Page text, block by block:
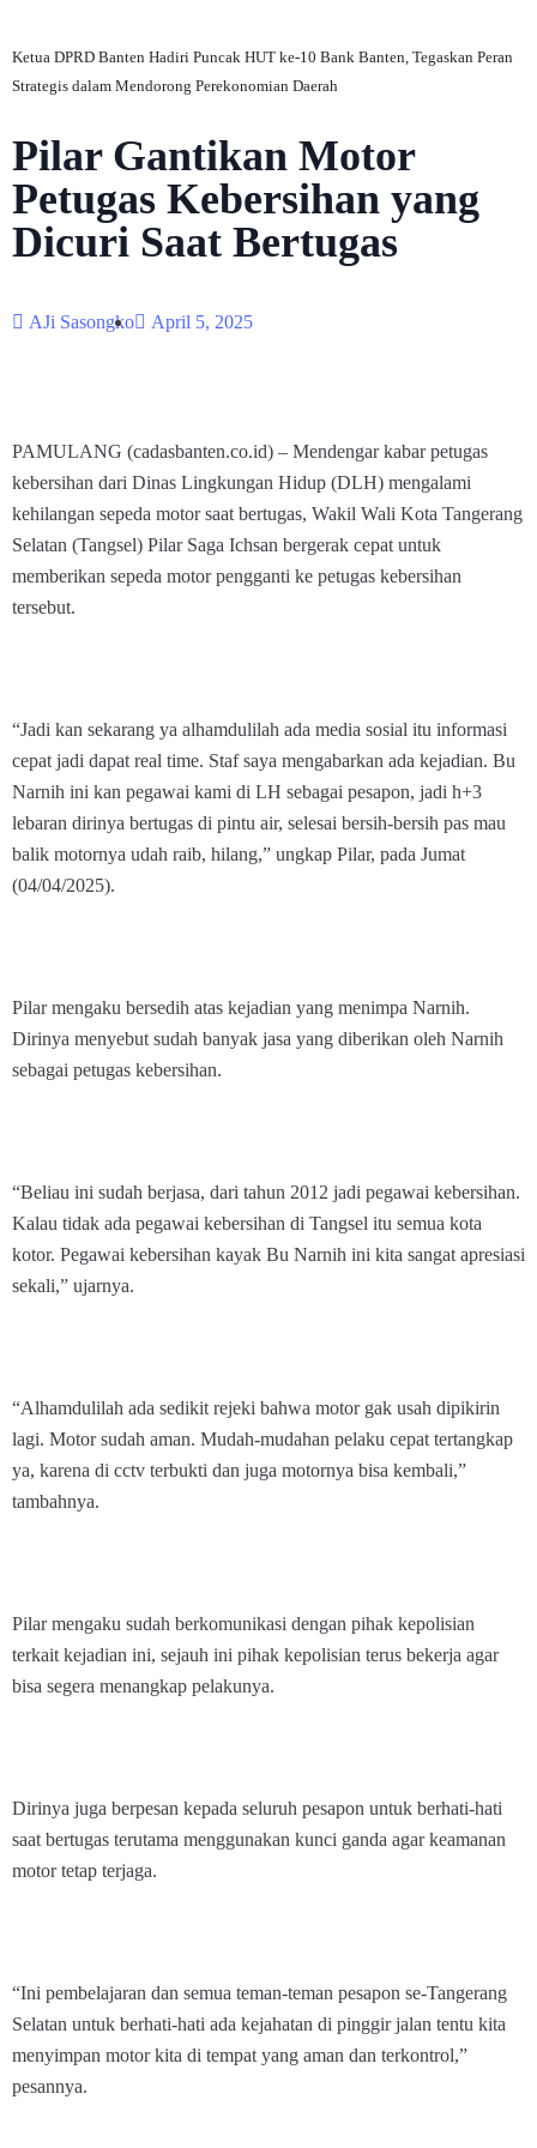
Ketua DPRD Banten Hadiri Puncak HUT ke-10 Bank Banten, Tegaskan Peran
Strategis dalam Mendorong Perekonomian Daerah
Pilar Gantikan Motor
Petugas Kebersihan yang
Dicuri Saat Bertugas
AJi Sasongko April 5, 2025
PAMULANG (cadasbanten.co.id) – Mendengar kabar petugas
kebersihan dari Dinas Lingkungan Hidup (DLH) mengalami
kehilangan sepeda motor saat bertugas, Wakil Wali Kota Tangerang
Selatan (Tangsel) Pilar Saga Ichsan bergerak cepat untuk
memberikan sepeda motor pengganti ke petugas kebersihan
tersebut.
“Jadi kan sekarang ya alhamdulilah ada media sosial itu informasi
cepat jadi dapat real time. Staf saya mengabarkan ada kejadian. Bu
Narnih ini kan pegawai kami di LH sebagai pesapon, jadi h+3
lebaran dirinya bertugas di pintu air, selesai bersih-bersih pas mau
balik motornya udah raib, hilang,” ungkap Pilar, pada Jumat
(04/04/2025).
Pilar mengaku bersedih atas kejadian yang menimpa Narnih.
Dirinya menyebut sudah banyak jasa yang diberikan oleh Narnih
sebagai petugas kebersihan.
“Beliau ini sudah berjasa, dari tahun 2012 jadi pegawai kebersihan.
Kalau tidak ada pegawai kebersihan di Tangsel itu semua kota
kotor. Pegawai kebersihan kayak Bu Narnih ini kita sangat apresiasi
sekali,” ujarnya.
“Alhamdulilah ada sedikit rejeki bahwa motor gak usah dipikirin
lagi. Motor sudah aman. Mudah-mudahan pelaku cepat tertangkap
ya, karena di cctv terbukti dan juga motornya bisa kembali,”
tambahnya.
Pilar mengaku sudah berkomunikasi dengan pihak kepolisian
terkait kejadian ini, sejauh ini pihak kepolisian terus bekerja agar
bisa segera menangkap pelakunya.
Dirinya juga berpesan kepada seluruh pesapon untuk berhati-hati
saat bertugas terutama menggunakan kunci ganda agar keamanan
motor tetap terjaga.
“Ini pembelajaran dan semua teman-teman pesapon se-Tangerang
Selatan untuk berhati-hati ada kejahatan di pinggir jalan tentu kita
menyimpan motor kita di tempat yang aman dan terkontrol,”
pesannya.